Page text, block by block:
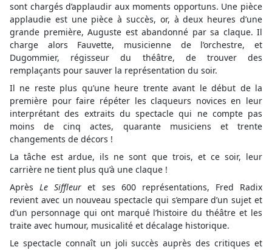
sont chargés d’applaudir aux moments opportuns. Une pièce
applaudie est une pièce à succès, or, à deux heures d’une
grande première, Auguste est abandonné par sa claque. Il
charge alors Fauvette, musicienne de l’orchestre, et
Dugommier, régisseur du théâtre, de trouver des
remplaçants pour sauver la représentation du soir.
Il ne reste plus qu’une heure trente avant le début de la
première pour faire répéter les claqueurs novices en leur
interprétant des extraits du spectacle qui ne compte pas
moins de cinq actes, quarante musiciens et trente
changements de décors !
La tâche est ardue, ils ne sont que trois, et ce soir, leur
carrière ne tient plus qu’à une claque !
AprèsLe Siffleuret ses 600 représentations, Fred Radix
revient avec un nouveau spectacle qui s’empare d’un sujet et
d’un personnage qui ont marqué l’histoire du théâtre et les
traite avec humour, musicalité et décalage historique.
Le spectacle connaît un joli succès auprès des critiques et